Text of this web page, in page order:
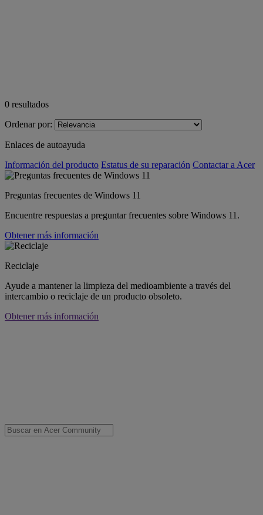
0 resultados
Ordenar por:
Enlaces de autoayuda
Información del producto Estatus de su reparación Contactar a Acer
Preguntas frecuentes de Windows 11
Encuentre respuestas a preguntar frecuentes sobre Windows 11.
Obtener más información
Reciclaje
Ayude a mantener la limpieza del medioambiente a través del
intercambio o reciclaje de un producto obsoleto.
Obtener más información